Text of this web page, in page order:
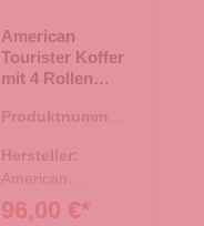
American
Tourister Koffer
mit 4 Rollen
onyx black
Produktnummer:
Hersteller:
American
Tourister
96,00 €*